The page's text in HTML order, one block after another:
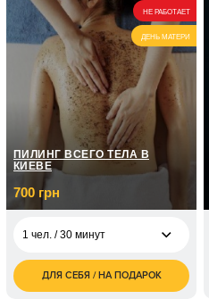
НЕ РАБОТАЕТ
ДЕНЬ МАТЕРИ
ПИЛИНГ ВСЕГО ТЕЛА В
КИЕВЕ
700 грн
1 чел. / 30 минут
грн
ДЛЯ СЕБЯ / НА ПОДАРОК